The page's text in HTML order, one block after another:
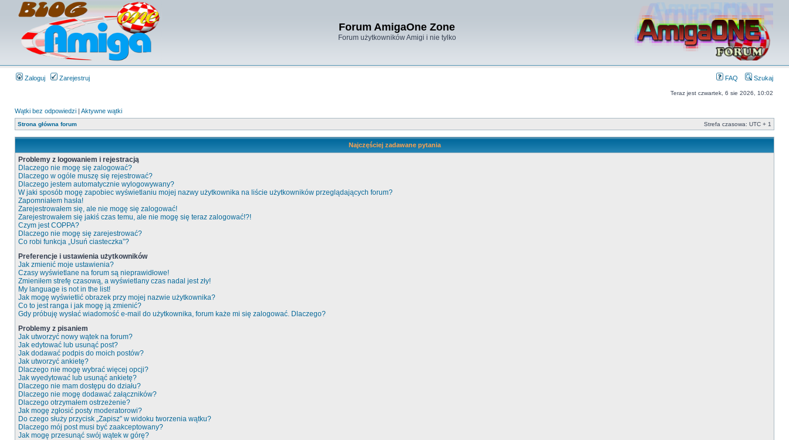
Forum AmigaOne Zone
Forum użytkowników Amigi i nie tylko
Zaloguj Zarejestruj FAQ Szukaj
Teraz jest czwartek, 6 sie 2026, 10:02
Wątki bez odpowiedzi | Aktywne wątki
Strona główna forum Strefa czasowa: UTC + 1
Najczęściej zadawane pytania
Problemy z logowaniem i rejestracją
Dlaczego nie mogę się zalogować?
Dlaczego w ogóle muszę się rejestrować?
Dlaczego jestem automatycznie wylogowywany?
W jaki sposób mogę zapobiec wyświetlaniu mojej nazwy użytkownika na liście użytkowników przeglądających forum?
Zapomniałem hasła!
Zarejestrowałem się, ale nie mogę się zalogować!
Zarejestrowałem się jakiś czas temu, ale nie mogę się teraz zalogować!?!
Czym jest COPPA?
Dlaczego nie mogę się zarejestrować?
Co robi funkcja „Usuń ciasteczka”?
Preferencje i ustawienia użytkowników
Jak zmienić moje ustawienia?
Czasy wyświetlane na forum są nieprawidłowe!
Zmieniłem strefę czasową, a wyświetlany czas nadal jest zły!
My language is not in the list!
Jak mogę wyświetlić obrazek przy mojej nazwie użytkownika?
Co to jest ranga i jak mogę ją zmienić?
Gdy próbuję wysłać wiadomość e-mail do użytkownika, forum każe mi się zalogować. Dlaczego?
Problemy z pisaniem
Jak utworzyć nowy wątek na forum?
Jak edytować lub usunąć post?
Jak dodawać podpis do moich postów?
Jak utworzyć ankietę?
Dlaczego nie mogę wybrać więcej opcji?
Jak wyedytować lub usunąć ankietę?
Dlaczego nie mam dostępu do działu?
Dlaczego nie mogę dodawać załączników?
Dlaczego otrzymałem ostrzeżenie?
Jak mogę zgłosić posty moderatorowi?
Do czego służy przycisk „Zapisz” w widoku tworzenia wątku?
Dlaczego mój post musi być zaakceptowany?
Jak mogę przesunąć swój wątek w górę?